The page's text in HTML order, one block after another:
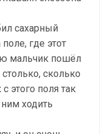
сахарный
где этот
мальчик пошёл
сколько
этого поля так
ходить